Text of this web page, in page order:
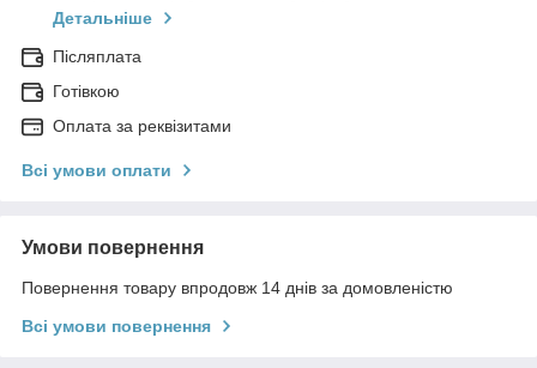
Детальніше
Післяплата
Готівкою
Оплата за реквізитами
Всі умови оплати
Умови повернення
Повернення товару впродовж 14 днів за домовленістю
Всі умови повернення